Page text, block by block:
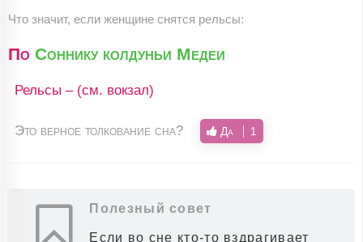
Что значит, если женщине снятся рельсы:
По Соннику колдуньи Медеи
Рельсы – (см. вокзал)
Это верное толкование сна? Да 1
Полезный совет
Если во сне кто-то вздрагивает